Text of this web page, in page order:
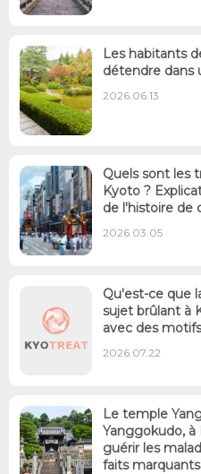
Les habitants
détendre dans
2026.06.13
Quels sont les
Kyoto ?
de l'histoire de
2026.03.05
Qu'est-ce que
sujet brûlant à
avec des
2026.07.22
Le temple
Yanggokudo,
guérir les
faits